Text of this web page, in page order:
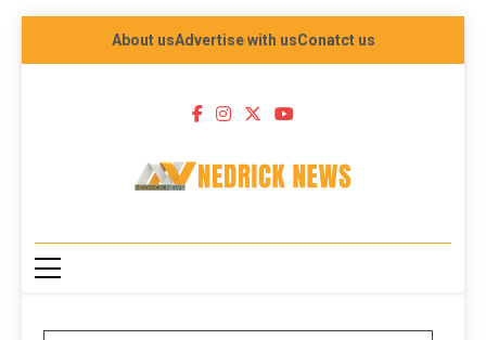
About usAdvertise with usConatct us
NEDRICK NEWS